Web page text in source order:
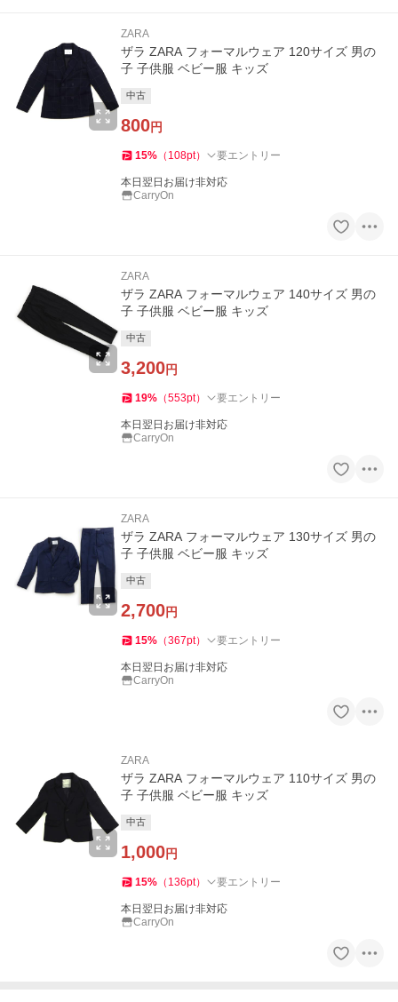
ZARA
ザラ ZARA フォーマルウェア 120サイズ 男の
子 子供服 ベビー服 キッズ
中古
800円
15% （ 108pt） 要エントリー
本日翌日お届け非対応
CarryOn
ZARA
ザラ ZARA フォーマルウェア 140サイズ 男の
子 子供服 ベビー服 キッズ
中古
3,200円
19% （553pt） 要エントリー
本日翌日お届け非対応
CarryOn
ZARA
ザラ ZARA フォーマルウェア 130サイズ 男の
子 子供服 ベビー服 キッズ
中古
2,700円
15% （367pt） 要エントリー
本日翌日お届け非対応
CarryOn
ZARA
ザラ ZARA フォーマルウェア 110サイズ 男の
子 子供服 ベビー服 キッズ
中古
1,000円
15% （ 136pt） 要エントリー
本日翌日お届け非対応
CarryOn